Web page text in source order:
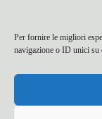
Per fornire le migliori
navigazione o ID unici su